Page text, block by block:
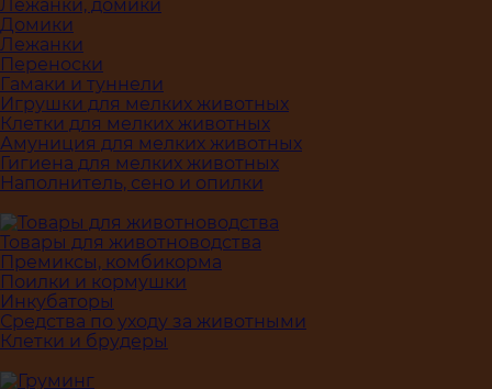
Лежанки, домики
Домики
Лежанки
Переноски
Гамаки и туннели
Игрушки для мелких животных
Клетки для мелких животных
Амуниция для мелких животных
Гигиена для мелких животных
Наполнитель, сено и опилки
Товары для животноводства
Премиксы, комбикорма
Поилки и кормушки
Инкубаторы
Средства по уходу за животными
Клетки и брудеры